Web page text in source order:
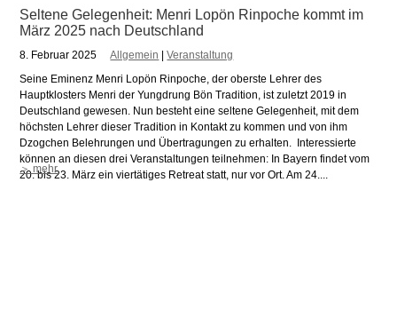
Seltene Gelegenheit: Menri Lopön Rinpoche kommt im
März 2025 nach Deutschland
8. Februar 2025 Allgemein |Veranstaltung
Seine Eminenz Menri Lopön Rinpoche, der oberste Lehrer des
Hauptklosters Menri der Yungdrung Bön Tradition, ist zuletzt 2019 in
Deutschland gewesen. Nun besteht eine seltene Gelegenheit, mit dem
höchsten Lehrer dieser Tradition in Kontakt zu kommen und von ihm
Dzogchen Belehrungen und Übertragungen zu erhalten. Interessierte
können an diesen drei Veranstaltungen teilnehmen: In Bayern findet vom
20. bis 23. März ein viertätiges Retreat statt, nur vor Ort. Am 24....
＞ mehr